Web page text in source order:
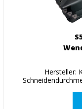
Hersteller: